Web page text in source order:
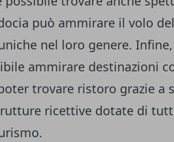
può ammirare il volo
nel loro genere.
ammirare destinazioni
trovare ristoro grazie a
ricettive dotate di